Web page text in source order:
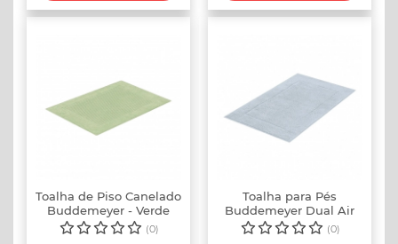
Nude 1711
(Indisponível)
Cinza 3209
Verde 3265
(Indisponível)
Goiaba 1963
(Indisponível)
(Indisponível)
(Indisponível)
Toalha de Piso Canelado
Buddemeyer - Verde
1066
(0)
Toalha para Pés
Buddemeyer Dual Air
Cotton 48 x 8...(0)